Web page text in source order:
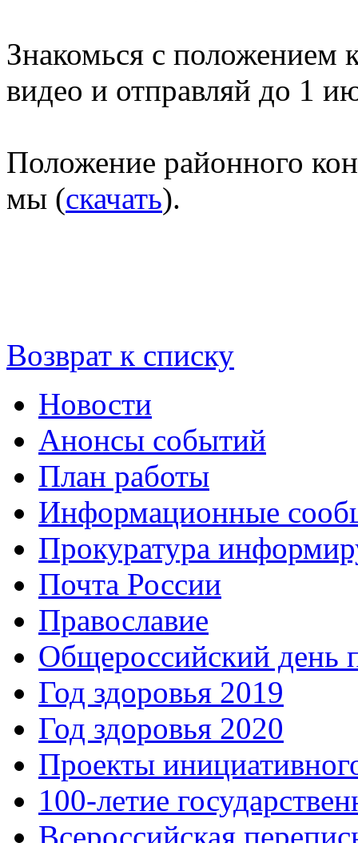
Знакомься с положением
видео и отправляй до 1
Положение районного
мы (скачать).
Возврат к списку
Новости
Анонсы событий
План работы
Информационные
Прокуратура
Почта России
Православие
Общероссийский день
Год здоровья 2019
Год здоровья 2020
Проекты
100-летие
Всероссийская